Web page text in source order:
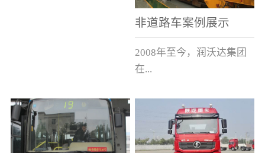
非道路车案例展示
2008年至今，润沃达集团
在...
中国累计升级改造非道路
运输车辆10000余辆，涵盖